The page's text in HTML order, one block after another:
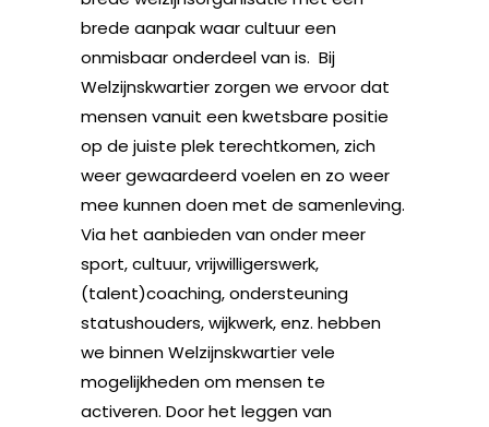
brede aanpak waar cultuur een
onmisbaar onderdeel van is. Bij
Welzijnskwartier zorgen we ervoor dat
mensen vanuit een kwetsbare positie
op de juiste plek terechtkomen, zich
weer gewaardeerd voelen en zo weer
mee kunnen doen met de samenleving.
Via het aanbieden van onder meer
sport, cultuur, vrijwilligerswerk,
(talent)coaching, ondersteuning
statushouders, wijkwerk, enz. hebben
we binnen Welzijnskwartier vele
mogelijkheden om mensen te
activeren. Door het leggen van